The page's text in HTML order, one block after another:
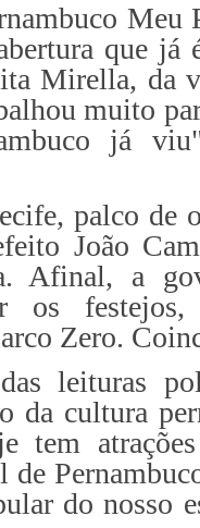
Meu
que já
Mirella, da
muito
já
palco de
João
Afinal, a
os
Zero.
das leituras
da cultura
tem
do nosso